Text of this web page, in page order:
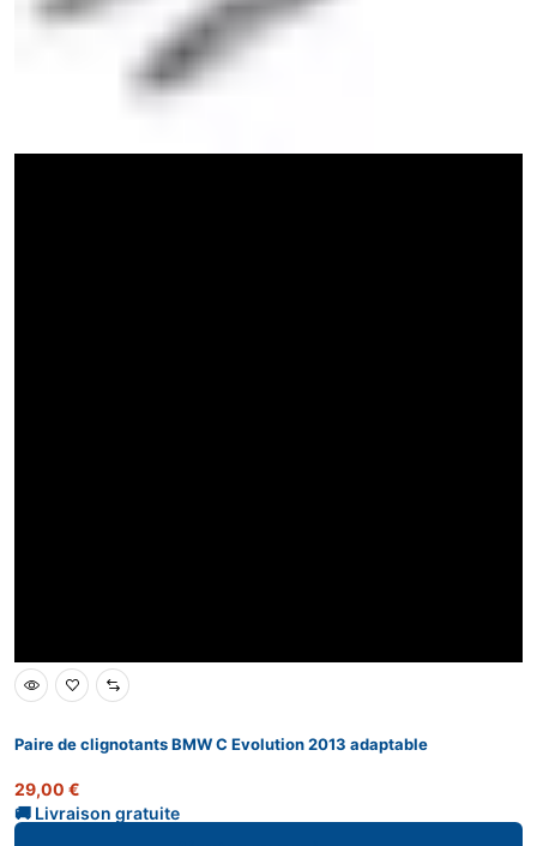
Paire de clignotants BMW C Evolution 2013 adaptable
29,00 €